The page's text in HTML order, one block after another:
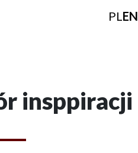
PLEN
insppiracji